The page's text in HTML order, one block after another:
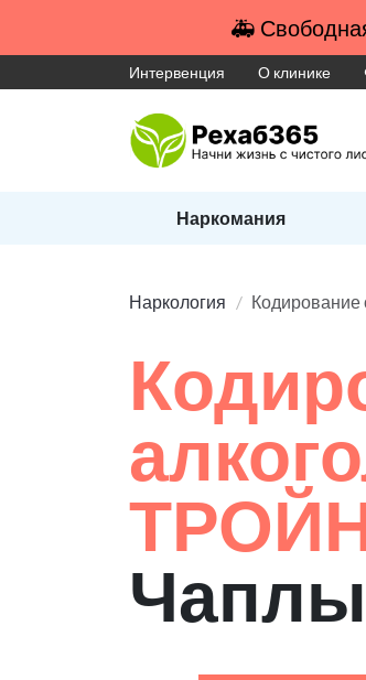
🚑
Интервенция О клинике
Наркомания
Наркология